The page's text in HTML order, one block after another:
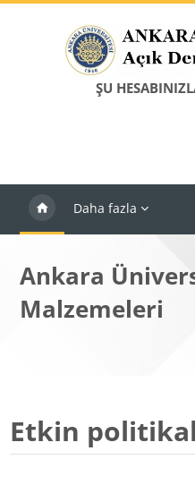
ŞU
Daha fazla
Ankara
Malzemeleri
Etkin